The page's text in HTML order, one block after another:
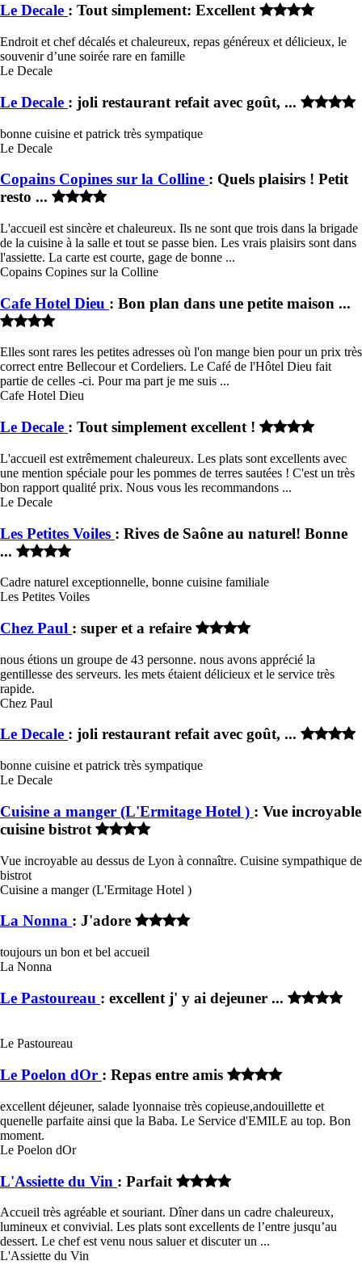
Le Decale : Tout simplement: Excellent
Endroit et chef décalés et chaleureux, repas généreux et délicieux, le
souvenir d’une soirée rare en famille
Le Decale
Le Decale : joli restaurant refait avec goût, ...
bonne cuisine et patrick très sympatique
Le Decale
Copains Copines sur la Colline : Quels plaisirs ! Petit
resto ...
L'accueil est sincère et chaleureux. Ils ne sont que trois dans la brigade
de la cuisine à la salle et tout se passe bien. Les vrais plaisirs sont dans
l'assiette. La carte est courte, gage de bonne ...
Copains Copines sur la Colline
Cafe Hotel Dieu : Bon plan dans une petite maison ...
Elles sont rares les petites adresses où l'on mange bien pour un prix très
correct entre Bellecour et Cordeliers. Le Café de l'Hôtel Dieu fait
partie de celles -ci. Pour ma part je me suis ...
Cafe Hotel Dieu
Le Decale : Tout simplement excellent !
L'accueil est extrêmement chaleureux. Les plats sont excellents avec
une mention spéciale pour les pommes de terres sautées ! C'est un très
bon rapport qualité prix. Nous vous les recommandons ...
Le Decale
Les Petites Voiles : Rives de Saône au naturel! Bonne
...
Cadre naturel exceptionnelle, bonne cuisine familiale
Les Petites Voiles
Chez Paul : super et a refaire
nous étions un groupe de 43 personne. nous avons apprécié la
gentillesse des serveurs. les mets étaient délicieux et le service très
rapide.
Chez Paul
Le Decale : joli restaurant refait avec goût, ...
bonne cuisine et patrick très sympatique
Le Decale
Cuisine a manger (L'Ermitage Hotel ) : Vue incroyable
cuisine bistrot
Vue incroyable au dessus de Lyon à connaître. Cuisine sympathique de
bistrot
Cuisine a manger (L'Ermitage Hotel )
La Nonna : J'adore
toujours un bon et bel accueil
La Nonna
Le Pastoureau : excellent j' y ai dejeuner ...
Le Pastoureau
Le Poelon dOr : Repas entre amis
excellent déjeuner, salade lyonnaise très copieuse,andouillette et
quenelle parfaite ainsi que la Baba. Le Service d'EMILE au top. Bon
moment.
Le Poelon dOr
L'Assiette du Vin : Parfait
Accueil très agréable et souriant. Dîner dans un cadre chaleureux,
lumineux et convivial. Les plats sont excellents de l’entre jusqu’au
dessert. Le chef est venu nous saluer et discuter un ...
L'Assiette du Vin